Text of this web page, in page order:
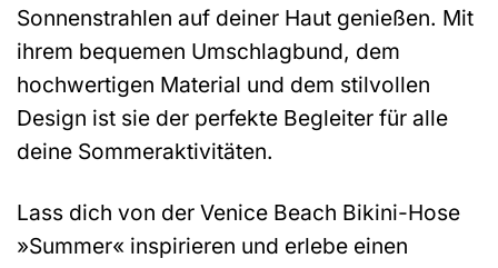
Sonnenstrahlen auf deiner Haut genießen. Mit
ihrem bequemen Umschlagbund, dem
hochwertigen Material und dem stilvollen
Design ist sie der perfekte Begleiter für alle
deine Sommeraktivitäten.
Lass dich von der Venice Beach Bikini-Hose
»Summer« inspirieren und erlebe einen